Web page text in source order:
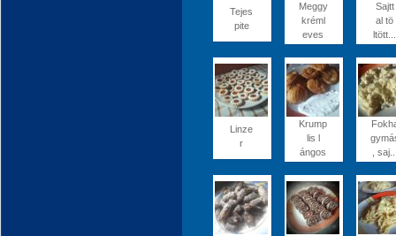
Tejes
pite
Meggy
kréml
eves
Sajtt
al tö
ltött...
Linze
r
Krump
lis l
ángos
,